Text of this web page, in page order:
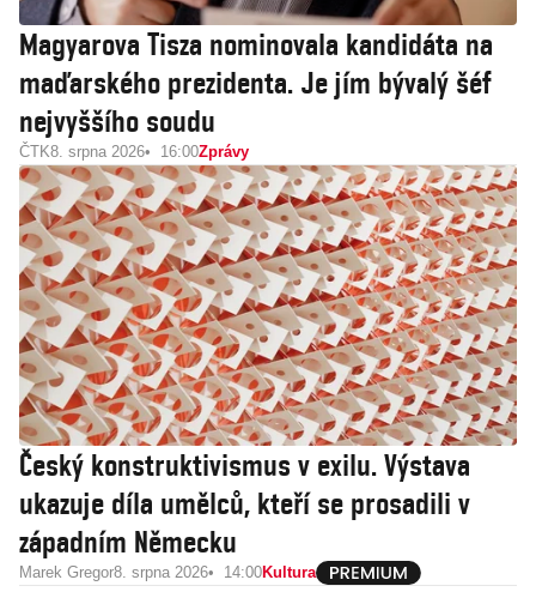
Magyarova Tisza nominovala kandidáta na
maďarského prezidenta. Je jím bývalý šéf
nejvyššího soudu
ČTK8. srpna 2026 16:00Zprávy
Český konstruktivismus v exilu. Výstava
ukazuje díla umělců, kteří se prosadili v
západním Německu
Marek Gregor8. srpna 2026 14:00Kultura